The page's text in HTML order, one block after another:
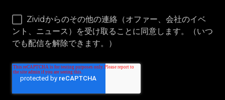
Zividからのその他の連絡（オファー、会社のイベ
ント、ニュース）を受け取ることに同意します。（いつ
でも配信を解除できます。）